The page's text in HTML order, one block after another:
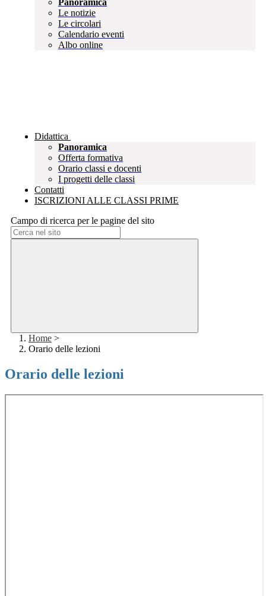
Panoramica
Le notizie
Le circolari
Calendario eventi
Albo online
Didattica
Panoramica
Offerta formativa
Orario classi e docenti
I progetti delle classi
Contatti
ISCRIZIONI ALLE CLASSI PRIME
Campo di ricerca per le pagine del sito
Home >
Orario delle lezioni
Orario delle lezioni